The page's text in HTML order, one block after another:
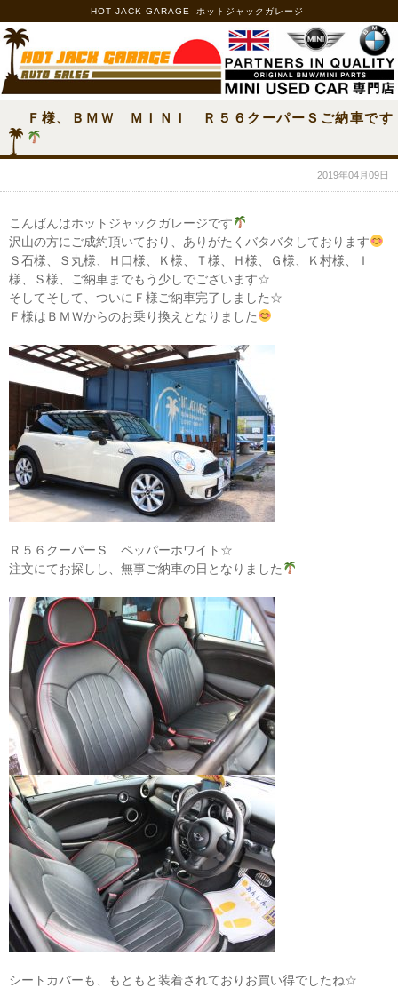
HOT JACK GARAGE -ホットジャックガレージ-
Ｆ様、ＢＭＷ ＭＩＮＩ Ｒ５６クーパーＳご納車です
2019年04月09日
こんばんはホットジャックガレージです
沢山の方にご成約頂いており、ありがたくバタバタしております
Ｓ石様、Ｓ丸様、Ｈ口様、Ｋ様、Ｔ様、Ｈ様、Ｇ様、Ｋ村様、Ｉ
様、Ｓ様、ご納車までもう少しでございます☆
そしてそして、ついにＦ様ご納車完了しました☆
Ｆ様はＢＭＷからのお乗り換えとなりました
Ｒ５６クーパーＳ ペッパーホワイト☆
注文にてお探しし、無事ご納車の日となりました
シートカバーも、もともと装着されておりお買い得でしたね☆